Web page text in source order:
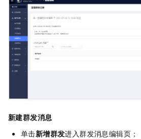
新建群发消息
单击新增群发进入群发消息编辑页；